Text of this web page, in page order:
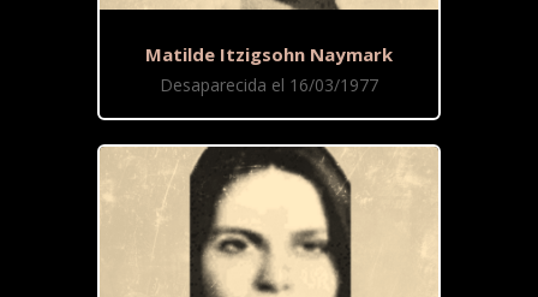
Matilde Itzigsohn Naymark
Desaparecida el 16/03/1977